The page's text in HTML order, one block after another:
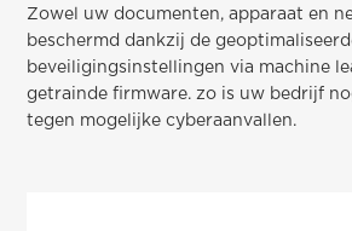
Zowel uw documenten, apparaat en
beschermd dankzij de
beveiligingsinstellingen via machine
getrainde firmware. zo is uw bedrijf
tegen mogelijke cyberaanvallen.